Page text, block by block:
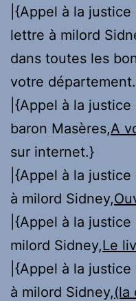
|{Appel à la justice
lettre à milord
dans toutes les
votre
|{Appel à la justice
baron Masères,A
sur internet.}
|{Appel à la
à milord Sidney,
|{Appel à la
milord Sidney,Le
|{Appel à la
à milord Sidney,(la